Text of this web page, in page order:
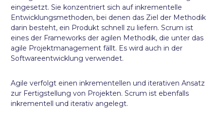
eingesetzt. Sie konzentriert sich auf inkrementelle
Entwicklungsmethoden, bei denen das Ziel der Methodik
darin besteht, ein Produkt schnell zu liefern. Scrum ist
eines der Frameworks der agilen Methodik, die unter das
agile Projektmanagement fällt. Es wird auch in der
Softwareentwicklung verwendet.
Agile verfolgt einen inkrementellen und iterativen Ansatz
zur Fertigstellung von Projekten. Scrum ist ebenfalls
inkrementell und iterativ angelegt.